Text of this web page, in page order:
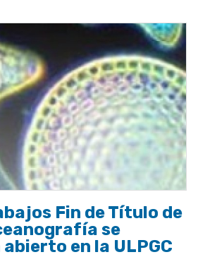
Fin de Título de
se
en la ULPGC